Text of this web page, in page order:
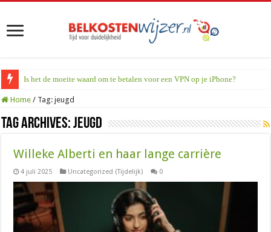
Is het de moeite waard om te betalen voor een VPN op je iPhone?
Home / Tag:jeugd
Tag Archives:jeugd
Willeke Alberti en haar lange carrière
4 juli 2025 Uncategorized (Tijdelijk) 0